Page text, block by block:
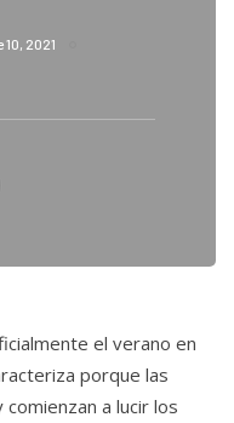
2021
el verano en
porque las
a lucir los